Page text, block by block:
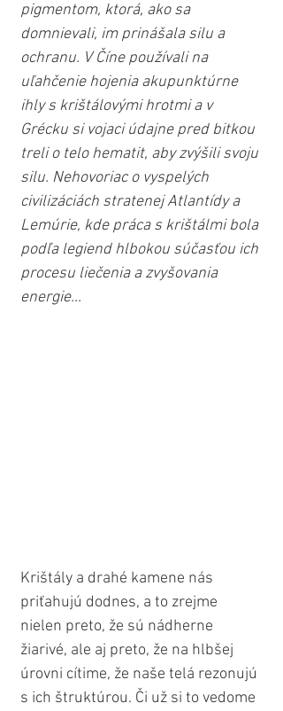
pigmentom, ktorá, ako sa
domnievali, im prinášala silu a
ochranu. V Číne používali na
uľahčenie hojenia akupunktúrne
ihly s krištálovými hrotmi a v
Grécku si vojaci údajne pred bitkou
treli o telo hematit, aby zvýšili svoju
silu. Nehovoriac o vyspelých
civilizáciách stratenej Atlantídy a
Lemúrie, kde práca s krištálmi bola
podľa legiend hlbokou súčasťou ich
procesu liečenia a zvyšovania
energie...
Krištály a drahé kamene nás
priťahujú dodnes, a to zrejme
nielen preto, že sú nádherne
žiarivé, ale aj preto, že na hlbšej
úrovni cítime, že naše telá rezonujú
s ich štruktúrou. Či už si to vedome